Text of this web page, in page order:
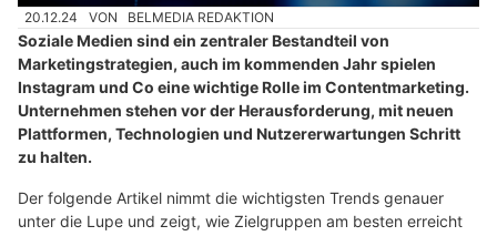
20.12.24 VON BELMEDIA REDAKTION
Soziale Medien sind ein zentraler Bestandteil von
Marketingstrategien, auch im kommenden Jahr spielen
Instagram und Co eine wichtige Rolle im Contentmarketing.
Unternehmen stehen vor der Herausforderung, mit neuen
Plattformen, Technologien und Nutzererwartungen Schritt
zu halten.
Der folgende Artikel nimmt die wichtigsten Trends genauer
unter die Lupe und zeigt, wie Zielgruppen am besten erreicht